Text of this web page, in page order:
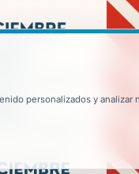
personalizados y